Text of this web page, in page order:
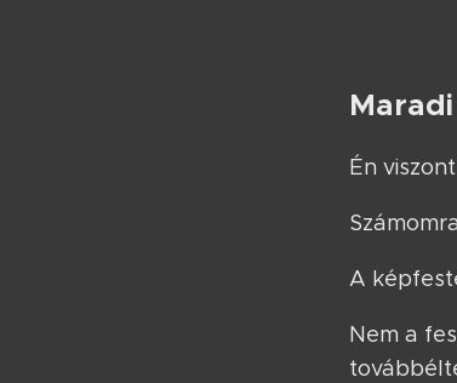
Én
A
Nem a